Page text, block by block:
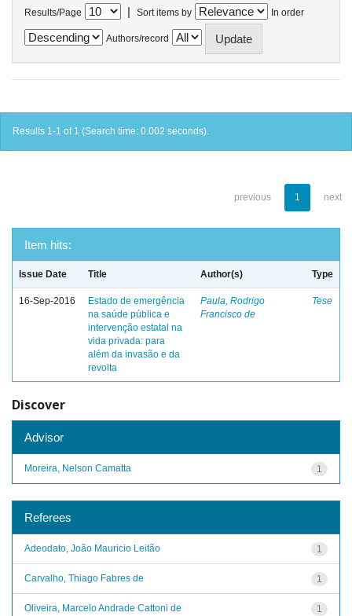
Results/Page | Sort items by In order
Authors/record
Results 1-1 of 1 (Search time: 0.002 seconds).
previous 1 next
Item hits:
Issue Date Title Author(s) Type
16-Sep-2016
Estado de emergência
na saúde pública e
intervenção estatal na
vida privada: para
além da invasão e da
revolta
Paula, Rodrigo
Francisco de
Tese
Discover
Advisor
1
Moreira, Nelson Camatta
Referees
1
Adeodato, João Mauricio Leitão
1
Carvalho, Thiago Fabres de
1
Oliveira, Marcelo Andrade Cattoni de